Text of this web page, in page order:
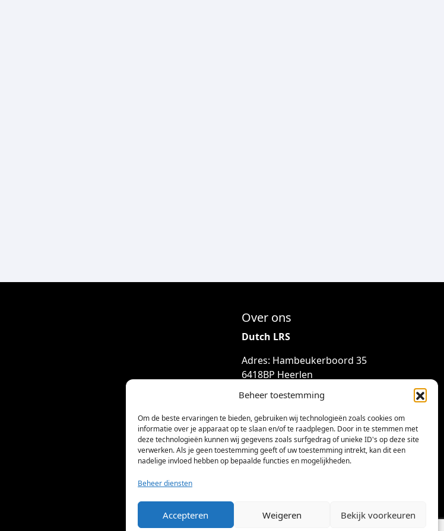
Beheer toestemming
Om de beste ervaringen te bieden, gebruiken wij technologieën zoals cookies om
informatie over je apparaat op te slaan en/of te raadplegen. Door in te stemmen met
deze technologieën kunnen wij gegevens zoals surfgedrag of unieke ID's op deze site
verwerken. Als je geen toestemming geeft of uw toestemming intrekt, kan dit een
nadelige invloed hebben op bepaalde functies en mogelijkheden.
Beheer diensten
Accepteren Weigeren Bekijk voorkeuren
Over ons
Dutch LRS
Adres: Hambeukerboord 35
6418BP Heerlen
(geen bezoekadres)
info@dutchlrs.nl
+31 45 2123953
KvK-nummer: 96002824
Btw-id: NL867424114B01